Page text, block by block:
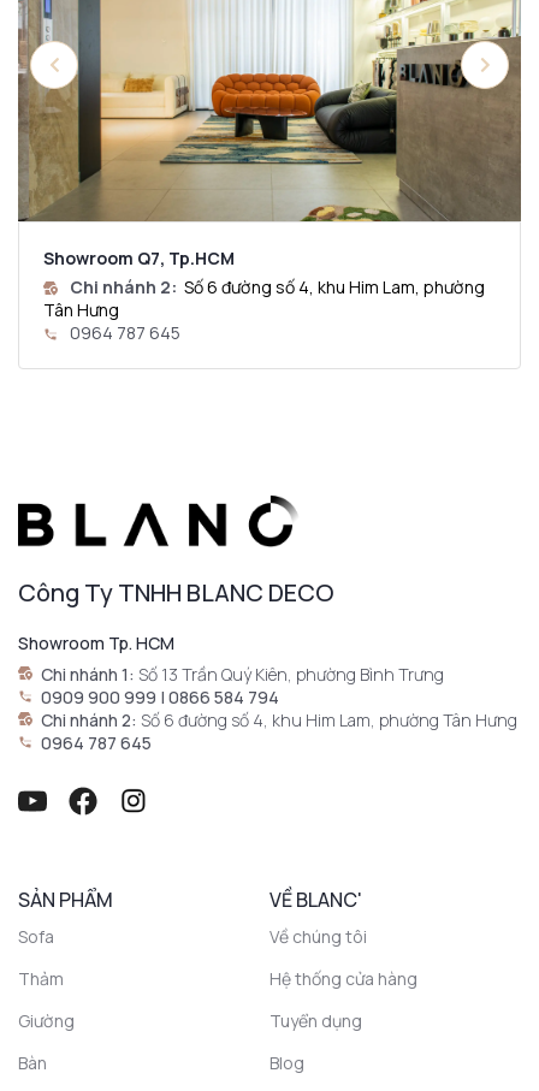
Showroom Q7, Tp.HCM
Chi nhánh 2: Số 6 đường số 4, khu Him Lam, phường
Tân Hưng
0964 787 645
Công Ty TNHH BLANC DECO
Showroom Tp. HCM
Chi nhánh 1: Số 13 Trần Quý Kiên, phường Bình Trưng
0909 900 999 | 0866 584 794
Chi nhánh 2: Số 6 đường số 4, khu Him Lam, phường Tân Hưng
0964 787 645
SẢN PHẨM
Sofa
Thảm
Giường
Bàn
VỀ BLANC'
Về chúng tôi
Hệ thống cửa hàng
Tuyển dụng
Blog